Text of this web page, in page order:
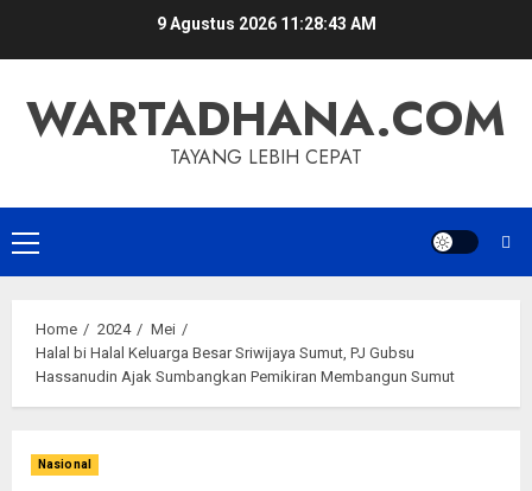
9 Agustus 2026 11:28:44 AM
WARTADHANA.COM
TAYANG LEBIH CEPAT
Primary
Menu
Home 2024
Mei
Halal bi Halal Keluarga Besar Sriwijaya Sumut, PJ Gubsu
Hassanudin Ajak Sumbangkan Pemikiran Membangun Sumut
Nasional